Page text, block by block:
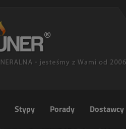
Stypy Porady Dostawcy